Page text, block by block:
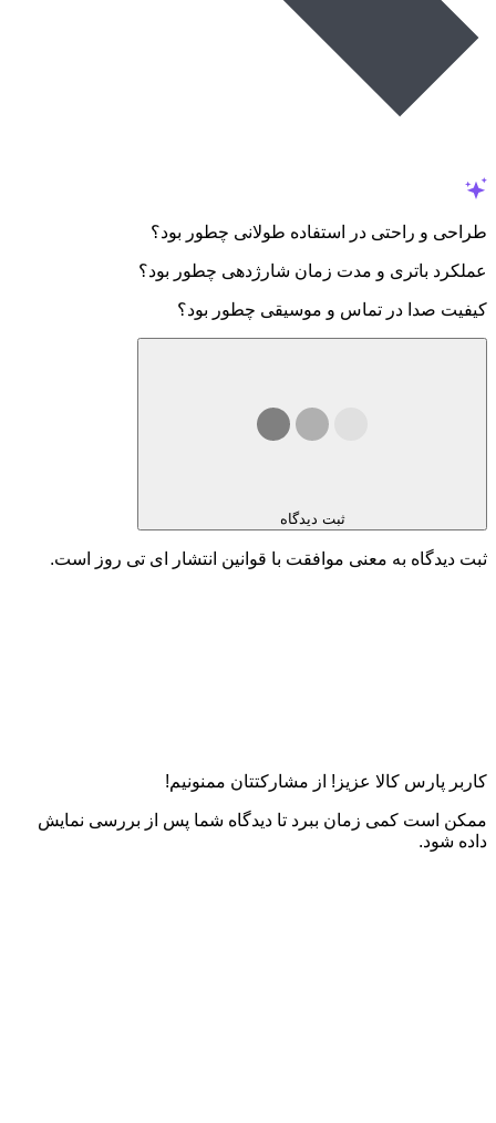
طراحی و راحتی در استفاده طولانی چطور بود؟
عملکرد باتری و مدت زمان شارژدهی چطور بود؟
کیفیت صدا در تماس و موسیقی چطور بود؟
ثبت دیدگاه
ثبت دیدگاه به معنی موافقت با قوانین انتشار ای تی روز است.
کاربر پارس کالا عزیز! از مشارکتتان ممنونیم!
ممکن است کمی زمان ببرد تا دیدگاه شما پس از بررسی نمایش
داده شود.